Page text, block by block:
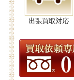
出張買取対応